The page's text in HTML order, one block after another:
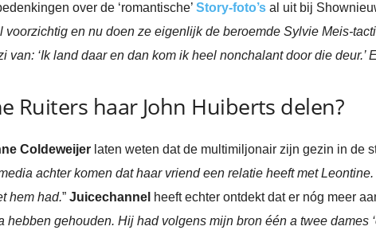
over de ‘romantische’ Story-foto’sal uit bij
voorzichtig en nu doen ze eigenlijk de beroemde Sylvie Meis-
van: ‘Ik land daar en dan kom ik heel nonchalant door die deur.’
Ruiters haar John Huiberts delen?
Coldeweijerlaten weten dat de multimiljonair zijn gezin in de
achter komen dat haar vriend een relatie heeft met
hem had.” Juicechannel heeft echter ontdekt dat er nóg meer
hebben gehouden. Hij had volgens mijn bron één a twee dames